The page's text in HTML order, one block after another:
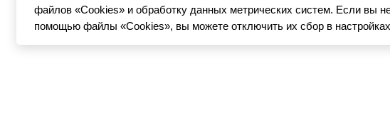
файлов «Cookies» и обработку данных метрических систем. Если вы
помощью файлы «Cookies», вы можете отключить их сбор в настройках